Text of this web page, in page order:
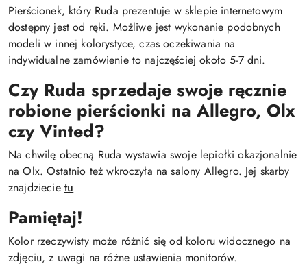
Pierścionek, który Ruda prezentuje w sklepie internetowym
dostępny jest od ręki. Możliwe jest wykonanie podobnych
modeli w innej kolorystyce, czas oczekiwania na
indywidualne zamówienie to najczęściej około 5-7 dni.
Czy Ruda sprzedaje swoje ręcznie
robione pierścionki na Allegro, Olx
czy Vinted?
Na chwilę obecną Ruda wystawia swoje lepiołki okazjonalnie
na Olx. Ostatnio też wkroczyła na salony Allegro. Jej skarby
znajdziecie tu
Pamiętaj!
Kolor rzeczywisty może różnić się od koloru widocznego na
zdjęciu, z uwagi na różne ustawienia monitorów.